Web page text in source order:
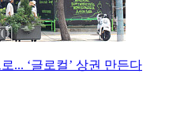
... ‘글로컬’ 상권 만든다